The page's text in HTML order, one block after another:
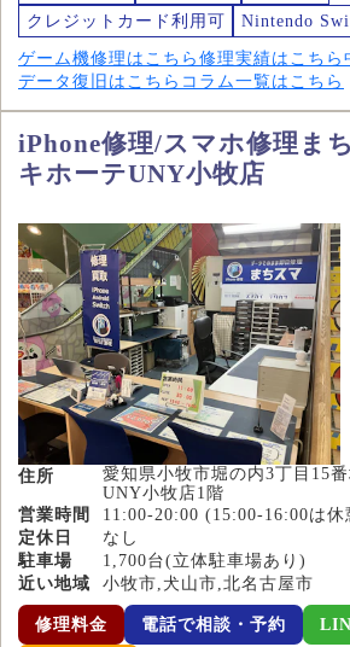
クレジットカード利用可
Nintendo
ゲーム機修理はこちら 修理実績はこちら
データ復旧はこちら コラム一覧はこちら
iPhone修理/スマホ修理ま
キホーテUNY小牧店
住所
愛知県小牧市堀の内3丁目15
UNY小牧店1階
営業時間
11:00-20:00 (15:00-16:00は休
定休日
なし
駐車場
1,700台(立体駐車場あり)
近い地域
小牧市,犬山市,北名古屋市
修理料金 電話で相談・予約